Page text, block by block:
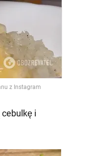
i